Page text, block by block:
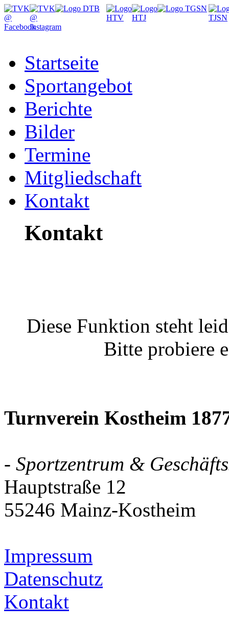
Startseite
Sportangebot
Berichte
Bilder
Termine
Mitgliedschaft
Kontakt
Kontakt
Diese Funktion steht
Bitte probiere
Turnverein Kostheim
- Sportzentrum &
Hauptstraße 12
55246 Mainz-Kostheim
Impressum
Datenschutz
Kontakt